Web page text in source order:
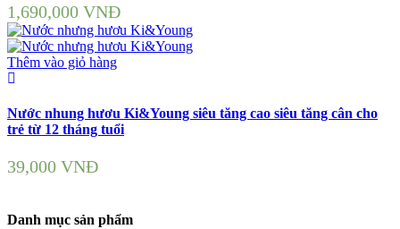
1,690,000 VNĐ
Thêm vào giỏ hàng
Nước nhung hươu Ki&Young siêu tăng cao siêu tăng cân cho
trẻ từ 12 tháng tuổi
39,000 VNĐ
Danh mục sản phẩm